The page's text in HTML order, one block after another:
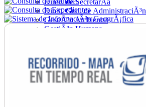
Direc. de SecretarÃ­a
Direc. Gral. de AdministraciÃ³n
GestiÃ³n Ambiental
GestiÃ³n Humana
Ordenamiento
PromociÃ³n Social
Salud
SecretarÃ­a General